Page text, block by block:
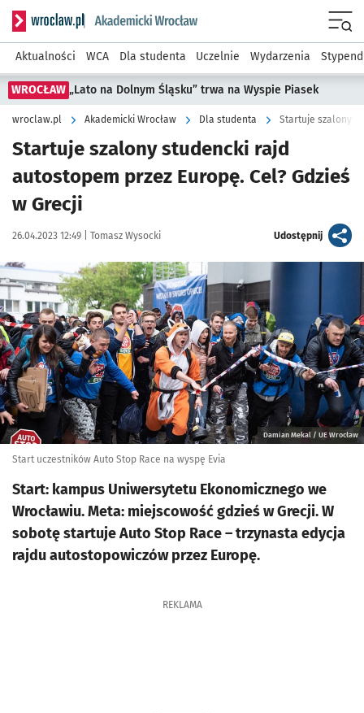
Serwis informacyjny wroclaw.pl podserwis: Akademicki
Aktualności WCA Dla studenta Uczelnie Wydarzenia
WROCŁAW „Lato na Dolnym Śląsku” trwa na Wyspie Piasek
wroclaw.pl Akademicki Wrocław Dla studenta Startuje szalony
Startuje szalony studencki rajd
autostopem przez Europę. Cel? Gdzieś
w Grecji
Data publikacji:
26.04.2023 12:49 | Autor:
Tomasz Wysocki Udostępnijartykuł
Kliknij, aby powiększyć
Damian Mekal / UE Wrocław
Start uczestników Auto Stop Race na wyspę Evia
Start: kampus Uniwersytetu Ekonomicznego we
Wrocławiu. Meta: miejscowość gdzieś w Grecji. W
sobotę startuje Auto Stop Race – trzynasta edycja
rajdu autostopowiczów przez Europę.
REKLAMA